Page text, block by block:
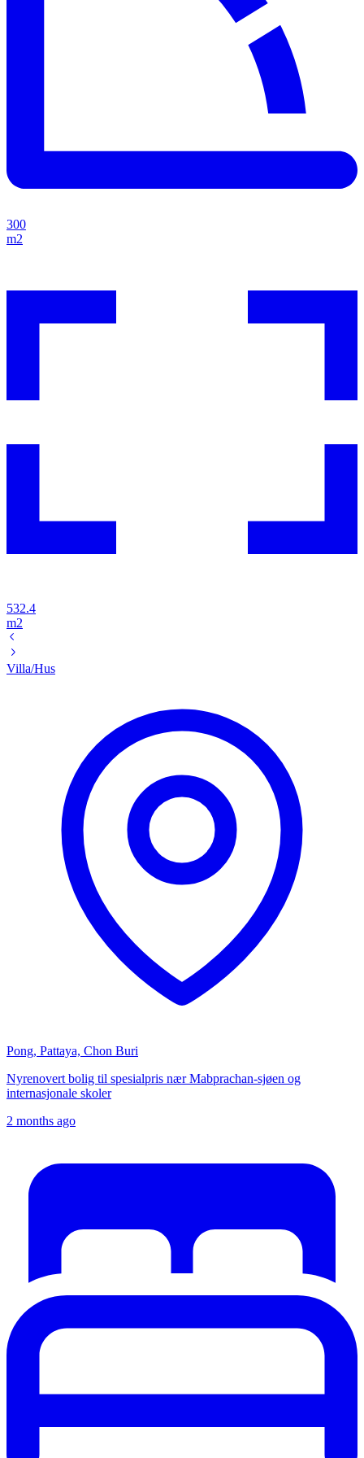
300
m2
532.4
m2
Villa/Hus
Pong, Pattaya, Chon Buri
Nyrenovert bolig til spesialpris nær Mabprachan-sjøen og
internasjonale skoler
2 months ago